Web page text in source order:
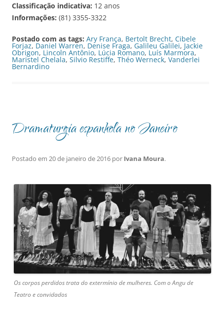
Classificação indicativa: 12 anos
Informações: (81) 3355-3322
Postado com as tags: Ary França, Bertolt Brecht, Cibele
Forjaz, Daniel Warren, Denise Fraga, Galileu Galilei, Jackie
Obrigon, Lincoln Antônio, Lúcia Romano, Luís Marmora,
Maristel Chelala, Silvio Restiffe, Théo Werneck, Vanderlei
Bernardino
Dramaturgia espanhola no Janeiro
Postado em 20 de janeiro de 2016 por Ivana Moura.
Os corpos perdidos trata do extermínio de mulheres. Com o Angu de
Teatro e convidados